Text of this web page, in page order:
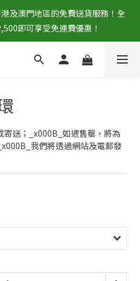
及澳門地區的免費送貨服務！全
即可享受免運費優惠！
寄送；_x000B_如遇售罄，將為
我們將透過網站及電郵發